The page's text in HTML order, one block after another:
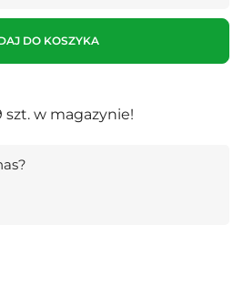
DO KOSZYKA
szt. w magazynie!